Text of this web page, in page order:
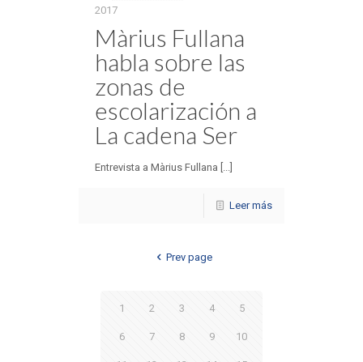
2017
Màrius Fullana
habla sobre las
zonas de
escolarización a
La cadena Ser
Entrevista a Màrius Fullana [...]
Leer más
Prev page
1 2 3 4 5
6 7 8 9 10